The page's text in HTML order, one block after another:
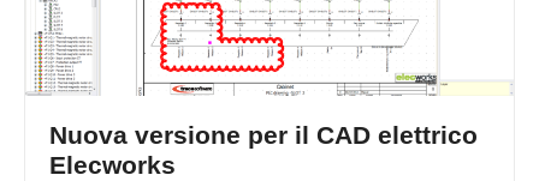
Nuova versione per il CAD elettrico
Elecworks